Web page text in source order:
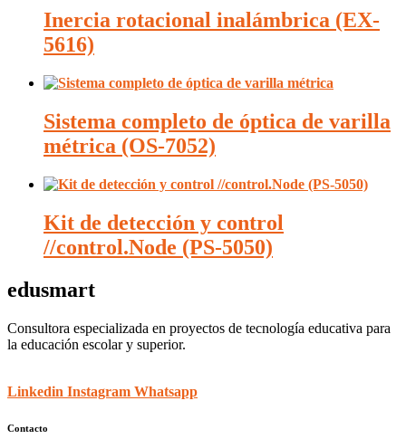
Inercia rotacional inalámbrica (EX-
5616)
Sistema completo de óptica de varilla
métrica (OS-7052)
Kit de detección y control
//control.Node (PS-5050)
edusmart
Consultora especializada en proyectos de tecnología educativa para
la educación escolar y superior.
Linkedin Instagram Whatsapp
Contacto